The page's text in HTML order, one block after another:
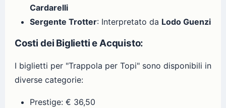
Cardarelli
Sergente Trotter: Interpretato da Lodo Guenzi
Costi dei Biglietti e Acquisto:
I biglietti per "Trappola per Topi" sono disponibili in
diverse categorie:
Prestige: € 36,50